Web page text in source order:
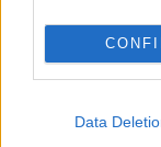
Data
RUBINT RELLA